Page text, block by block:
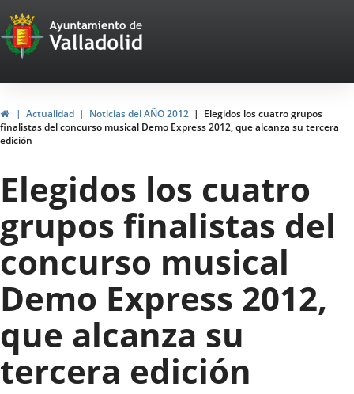
Portal
Web
del
Ayuntamiento
de
Valladolid
HomeActualidad Noticias del AÑO 2012
Elegidos los cuatro grupos
finalistas del concurso musical Demo Express 2012, que alcanza su tercera
edición
Elegidos los cuatro
grupos finalistas del
concurso musical
Demo Express 2012,
que alcanza su
tercera edición